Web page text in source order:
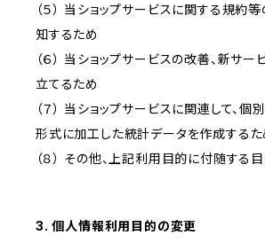
（５） 当ショップサービスに関する規約
知するため
（６） 当ショップサービスの改善、新サ
立てるため
（７） 当ショップサービスに関連して、
形式に加工した統計データを作成するた
（８） その他、上記利用目的に付随する
3. 個人情報利用目的の変更